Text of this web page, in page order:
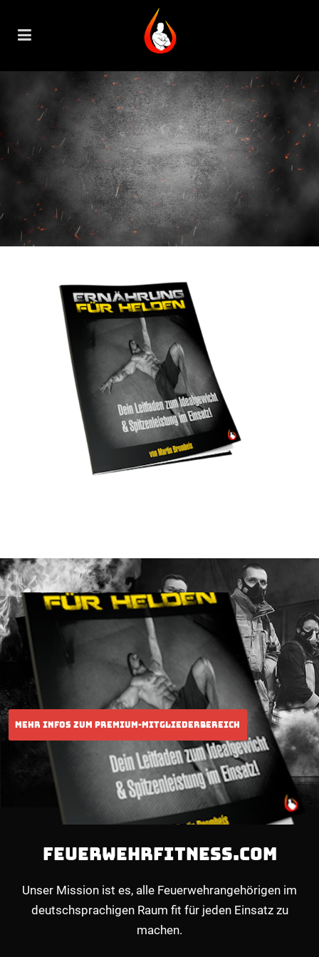
FEUERWEHRFITNESS.COM
Unser Mission ist es, alle Feuerwehrangehörigen im
deutschsprachigen Raum fit für jeden Einsatz zu
machen.